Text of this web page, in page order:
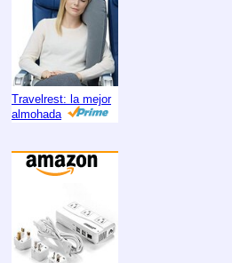
Travelrest: la mejor
almohada